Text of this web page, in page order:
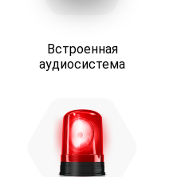
Встроенная
аудиосистема